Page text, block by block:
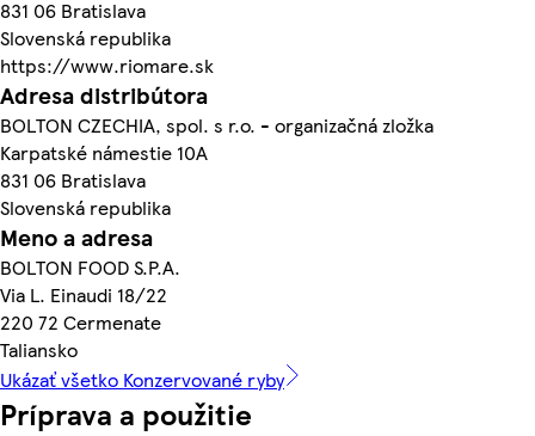
831 06 Bratislava
Slovenská republika
https://www.riomare.sk
Adresa distribútora
BOLTON CZECHIA, spol. s r.o. - organizačná zložka
Karpatské námestie 10A
831 06 Bratislava
Slovenská republika
Meno a adresa
BOLTON FOOD S.P.A.
Via L. Einaudi 18/22
220 72 Cermenate
Taliansko
Ukázať všetko Konzervované ryby
Príprava a použitie